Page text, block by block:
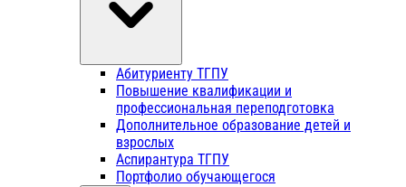
Абитуриенту ТГПУ
Повышение квалификации и
профессиональная переподготовка
Дополнительное образование детей и
взрослых
Аспирантура ТГПУ
Портфолио обучающегося